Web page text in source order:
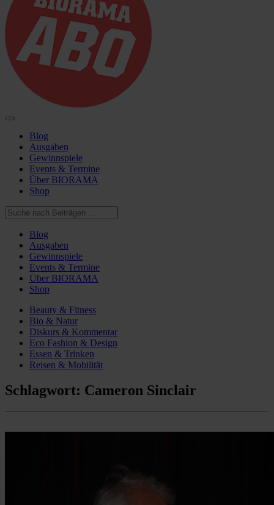
Blog
Ausgaben
Gewinnspiele
Events & Termine
Über BIORAMA
Shop
Blog
Ausgaben
Gewinnspiele
Events & Termine
Über BIORAMA
Shop
Beauty & Fitness
Bio & Natur
Diskurs & Kommentar
Eco Fashion & Design
Essen & Trinken
Reisen & Mobilität
Schlagwort: Cameron Sinclair